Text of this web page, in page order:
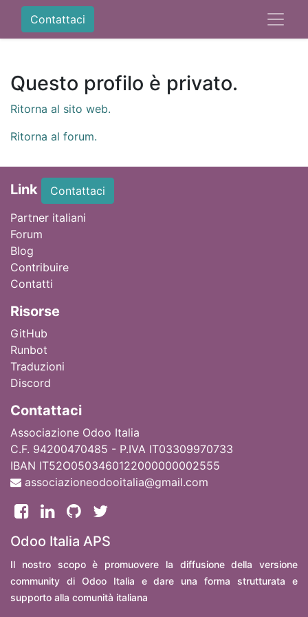
Contattaci
Questo profilo è privato.
Ritorna al sito web.
Ritorna al forum.
Link
Contattaci
Partner italiani
Forum
Blog
Contribuire
Contatti
Risorse
GitHub
Runbot
Traduzioni
Discord
Contattaci
Associazione Odoo Italia
C.F. 94200470485 - P.IVA IT03309970733
IBAN IT52O0503460122000000002555
associazioneodooitalia@gmail.com
Odoo Italia APS
Il nostro scopo è promuovere la diffusione della versione
community di Odoo Italia e dare una forma strutturata e
supporto alla comunità italiana